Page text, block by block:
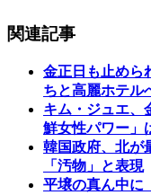
関連記事
金正日も止めら
ちと高麗ホテル
キム・ジュエ、
鮮女性パワー」
韓国政府、北が
「汚物」と表現
平壌の真ん中に